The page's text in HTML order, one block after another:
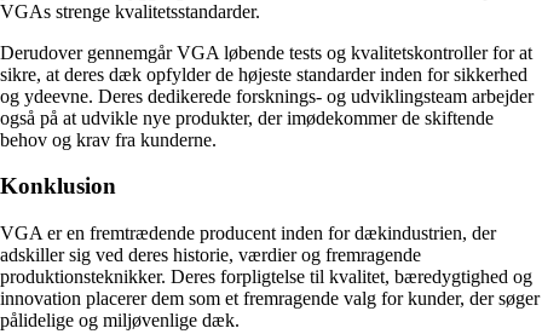
VGAs strenge kvalitetsstandarder.
Derudover gennemgår VGA løbende tests og kvalitetskontroller for at
sikre, at deres dæk opfylder de højeste standarder inden for sikkerhed
og ydeevne. Deres dedikerede forsknings- og udviklingsteam arbejder
også på at udvikle nye produkter, der imødekommer de skiftende
behov og krav fra kunderne.
Konklusion
VGA er en fremtrædende producent inden for dækindustrien, der
adskiller sig ved deres historie, værdier og fremragende
produktionsteknikker. Deres forpligtelse til kvalitet, bæredygtighed og
innovation placerer dem som et fremragende valg for kunder, der søger
pålidelige og miljøvenlige dæk.